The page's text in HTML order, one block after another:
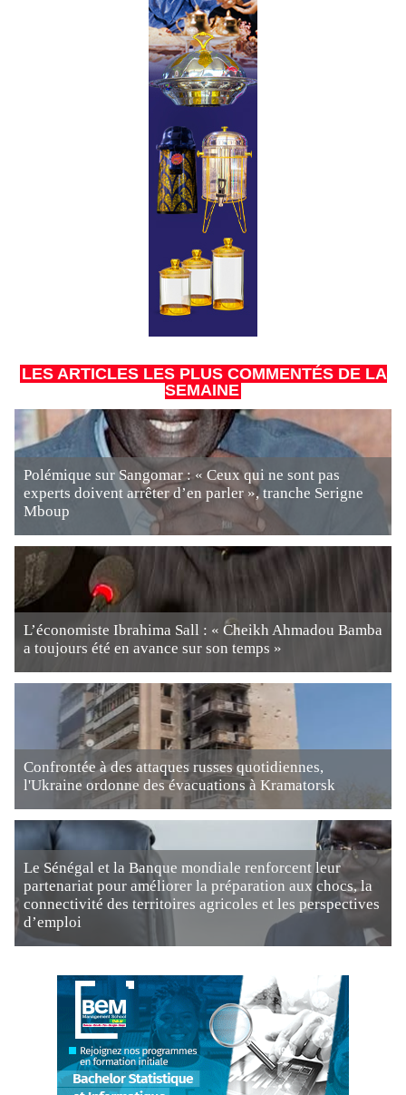
LES ARTICLES LES PLUS COMMENTÉS DE LA
SEMAINE
Polémique sur Sangomar : « Ceux qui ne sont pas
experts doivent arrêter d’en parler », tranche Serigne
Mboup
L’économiste Ibrahima Sall : « Cheikh Ahmadou Bamba
a toujours été en avance sur son temps »
Confrontée à des attaques russes quotidiennes,
l'Ukraine ordonne des évacuations à Kramatorsk
Le Sénégal et la Banque mondiale renforcent leur
partenariat pour améliorer la préparation aux chocs, la
connectivité des territoires agricoles et les perspectives
d’emploi